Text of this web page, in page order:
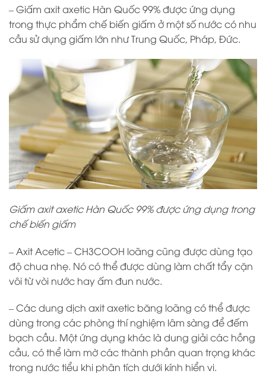
– Giấm axit axetic Hàn Quốc 99% được ứng dụng
trong thực phẩm chế biến giấm ở một số nước có nhu
cầu sử dụng giấm lớn như Trung Quốc, Pháp, Đức.
Giấm axit axetic Hàn Quốc 99% được ứng dụng trong
chế biến giấm
– Axit Acetic – CH3COOH loãng cũng được dùng tạo
độ chua nhẹ. Nó có thể được dùng làm chất tẩy cặn
vôi từ vòi nước hay ấm đun nước.
– Các dung dịch axit axetic băng loãng có thể được
dùng trong các phòng thí nghiệm lâm sàng để đếm
bạch cầu. Một ứng dụng khác là dung giải các hồng
cầu, có thể làm mờ các thành phần quan trọng khác
trong nước tiểu khi phân tích dưới kính hiển vi.